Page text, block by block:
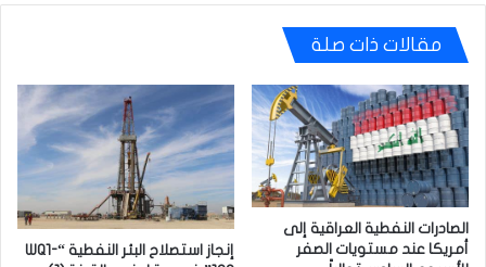
مقالات ذات صلة
الصادرات النفطية العراقية إلى
أمريكا عند مستويات الصفر
إنجاز استصلاح البئر النفطية “WQ1-